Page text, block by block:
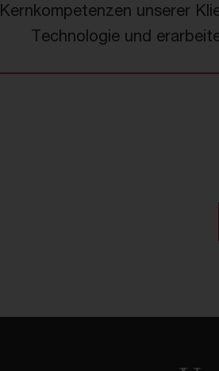
Kernkompetenzen unserer
Technologie und